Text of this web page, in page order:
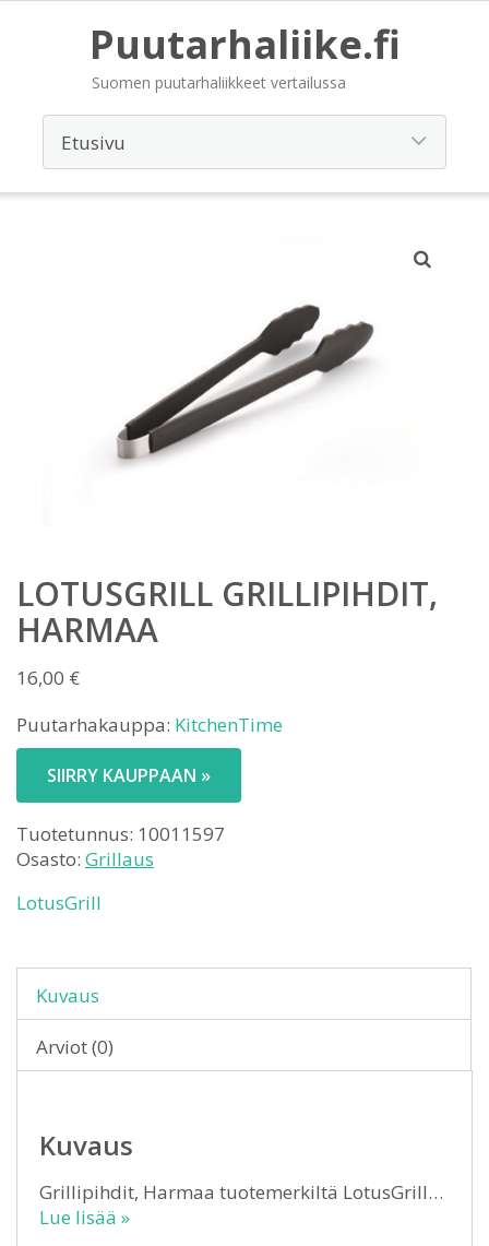
Puutarhaliike.fi
Suomen puutarhaliikkeet vertailussa
LOTUSGRILL GRILLIPIHDIT,
HARMAA
16,00 €
Puutarhakauppa: KitchenTime
SIIRRY KAUPPAAN »
Tuotetunnus: 10011597
Osasto: Grillaus
LotusGrill
Kuvaus
Arviot (0)
Kuvaus
Grillipihdit, Harmaa tuotemerkiltä LotusGrill…
Lue lisää »